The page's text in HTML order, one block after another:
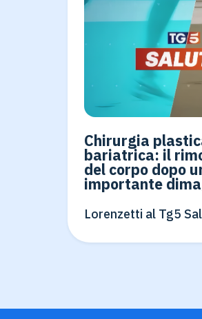
Chirurgia
bariatrica: il
del corpo dopo
importante
Lorenzetti al Tg5